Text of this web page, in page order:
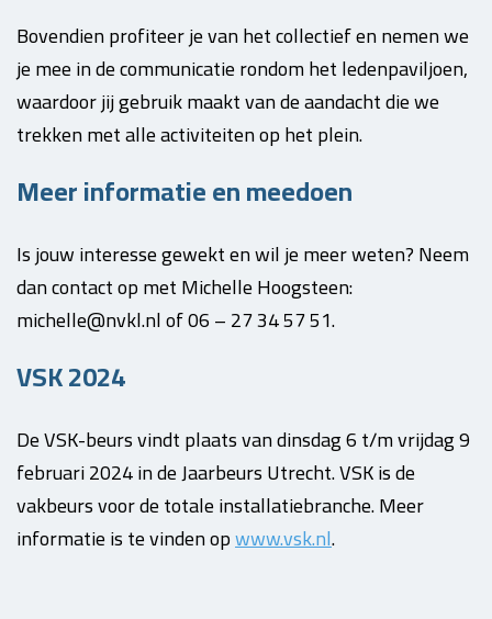
Bovendien profiteer je van het collectief en nemen we
je mee in de communicatie rondom het ledenpaviljoen,
waardoor jij gebruik maakt van de aandacht die we
trekken met alle activiteiten op het plein.
Meer informatie en meedoen
Is jouw interesse gewekt en wil je meer weten? Neem
dan contact op met Michelle Hoogsteen:
michelle@nvkl.nl of 06 – 27 34 57 51.
VSK 2024
De VSK-beurs vindt plaats van dinsdag 6 t/m vrijdag 9
februari 2024 in de Jaarbeurs Utrecht. VSK is de
vakbeurs voor de totale installatiebranche. Meer
informatie is te vinden opwww.vsk.nl.